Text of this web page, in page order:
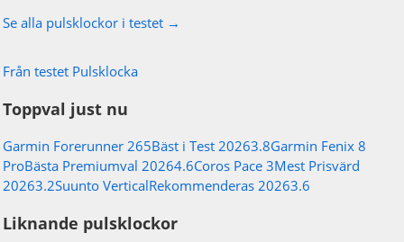
Se alla pulsklockor i testet →
Från testet Pulsklocka
Toppval just nu
Garmin Forerunner 265Bäst i Test 20263.8Garmin Fenix 8
ProBästa Premiumval 20264.6Coros Pace 3Mest Prisvärd
20263.2Suunto VerticalRekommenderas 20263.6
Liknande pulsklockor